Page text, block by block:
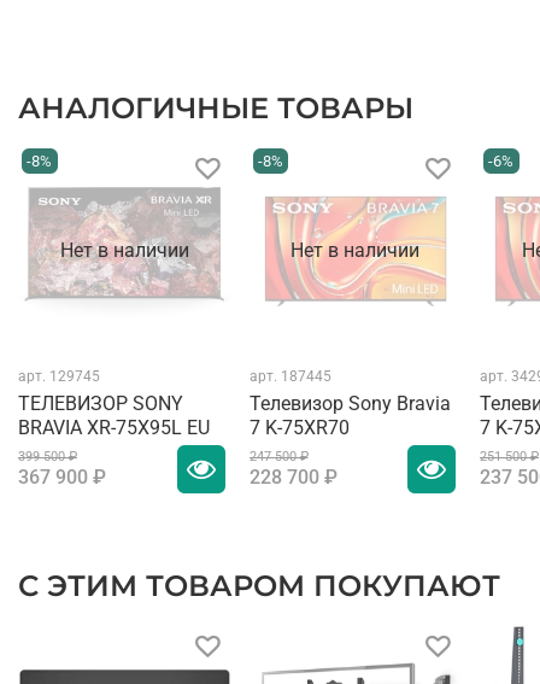
АНАЛОГИЧНЫЕ ТОВАРЫ
Нет в наличии
-8%
арт. 129745
ТЕЛЕВИЗОР SONY
BRAVIA XR-75X95L EU
399 500 ₽
367 900 ₽
Нет в наличии
-8%
арт. 187445
Телевизор Sony Bravia
7 K-75XR70
247 500 ₽
228 700 ₽
-6%
арт.
7 K-
251 500 ₽
237
С ЭТИМ ТОВАРОМ ПОКУПАЮТ